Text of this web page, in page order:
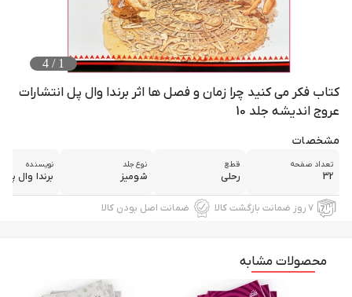
1
/
4
کتاب فکر می کنید چرا زمان و فصل ها اثر برندا وال پل انتشارات
عروج اندیشه جلد 10
مشخصات
تعداد صفحه
32
قطع
رحلی
نوع جلد
شومیز
نویسنده
برندا وال پل
۷ روز ضمانت بازگشت کالا ضمانت اصل بودن کالا
محصولات مشابه